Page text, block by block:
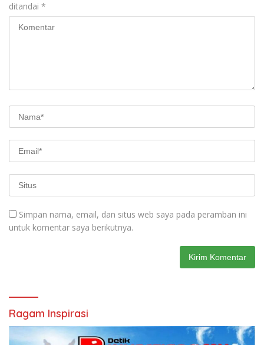
ditandai *
Simpan nama, email, dan situs web saya pada peramban ini
untuk komentar saya berikutnya.
Ragam Inspirasi